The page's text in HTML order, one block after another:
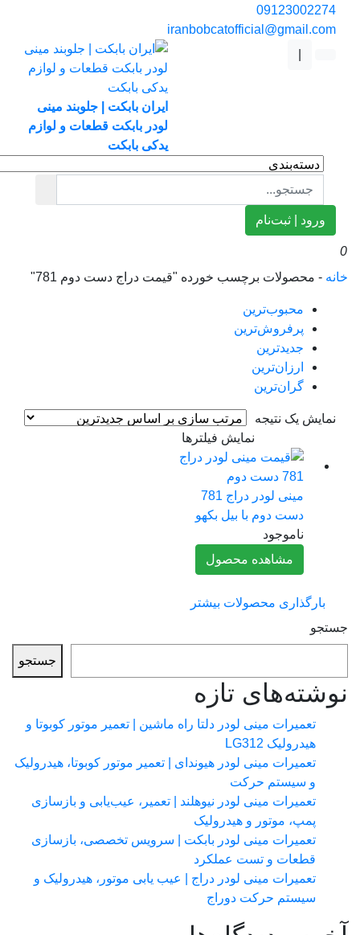
ایران بابکت | جلوبند مینی
لودر بابکت قطعات و لوازم
یدکی بابکت
ورود | ثبت‌نام
-محصولات برچسب خورده "قیمت دراج دست دوم 781"
محبوب‌ترین
پرفروش‌ترین
جدیدترین
ارزان‌ترین
گران‌ترین
یک نتیجه
نمایش فیلترها
مینی لودر دراج 781
دست دوم با بیل بکهو
ناموجود
مشاهده محصول
بارگذاری محصولات بیشتر
جستجو
تازه
تعمیرات مینی لودر دلتا راه ماشین | تعمیر موتور کوبوتا و
هیدرولیک LG312
تعمیرات مینی لودر هیوندای | تعمیر موتور کوبوتا، هیدرولیک
و سیستم حرکت
تعمیرات مینی لودر نیوهلند | تعمیر، عیب‌یابی و بازسازی
پمپ، موتور و هیدرولیک
تعمیرات مینی لودر بابکت | سرویس تخصصی، بازسازی
قطعات و تست عملکرد
تعمیرات مینی لودر دراج | عیب یابی موتور، هیدرولیک و
سیستم حرکت دوراج